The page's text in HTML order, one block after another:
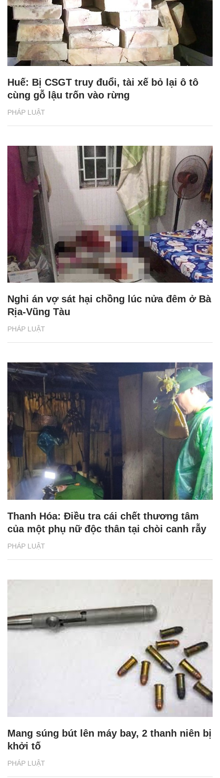
PHÁP LUẬT
Huế: Bị CSGT truy đuổi, tài xế bỏ lại ô tô
cùng gỗ lậu trốn vào rừng
PHÁP LUẬT
Nghi án vợ sát hại chồng lúc nửa đêm ở Bà
Rịa-Vũng Tàu
PHÁP LUẬT
Thanh Hóa: Điều tra cái chết thương tâm
của một phụ nữ độc thân tại chòi canh rẫy
PHÁP LUẬT
Mang súng bút lên máy bay, 2 thanh niên bị
khởi tố